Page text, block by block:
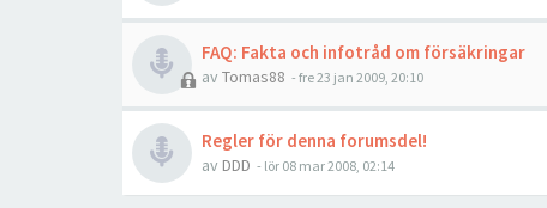
FAQ: Fakta och infotråd om försäkringar
av Tomas88 - fre 23 jan 2009, 20:10
Regler för denna forumsdel!
av DDD - lör 08 mar 2008, 02:14